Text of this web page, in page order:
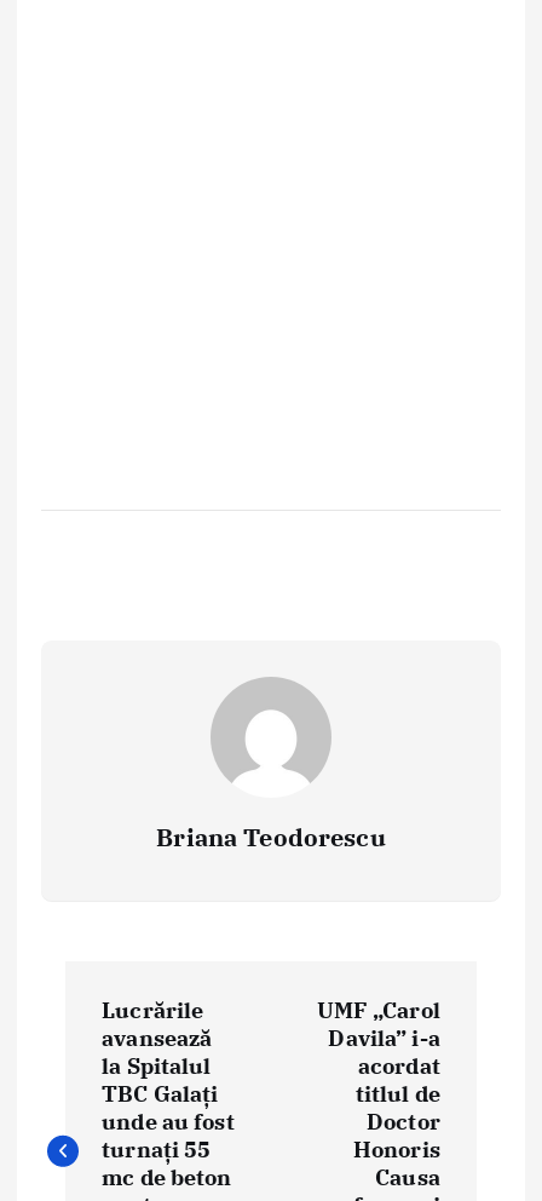
Briana Teodorescu
t
n
Lucrările
avansează
la Spitalul
TBC Galați
unde au fost
turnați 55
mc de beton
UMF „Carol
Davila” i-a
acordat
titlul de
Doctor
Honoris
Causa